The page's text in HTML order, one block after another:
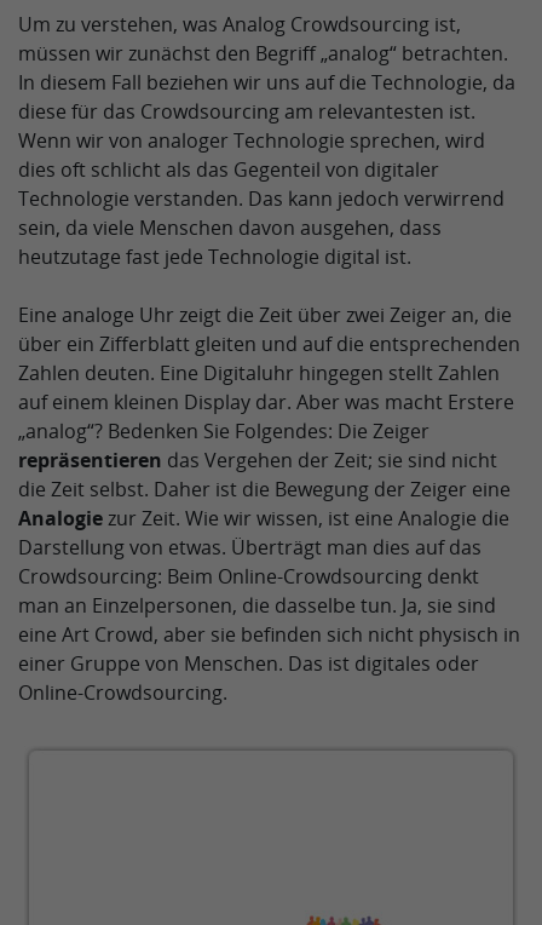
Um zu verstehen, was Analog Crowdsourcing ist,
müssen wir zunächst den Begriff „analog“ betrachten.
In diesem Fall beziehen wir uns auf die Technologie, da
diese für das Crowdsourcing am relevantesten ist.
Wenn wir von analoger Technologie sprechen, wird
dies oft schlicht als das Gegenteil von digitaler
Technologie verstanden. Das kann jedoch verwirrend
sein, da viele Menschen davon ausgehen, dass
heutzutage fast jede Technologie digital ist.
Eine analoge Uhr zeigt die Zeit über zwei Zeiger an, die
über ein Zifferblatt gleiten und auf die entsprechenden
Zahlen deuten. Eine Digitaluhr hingegen stellt Zahlen
auf einem kleinen Display dar. Aber was macht Erstere
„analog“? Bedenken Sie Folgendes: Die Zeiger
repräsentieren das Vergehen der Zeit; sie sind nicht
die Zeit selbst. Daher ist die Bewegung der Zeiger eine
Analogiezur Zeit. Wie wir wissen, ist eine Analogie die
Darstellung von etwas. Überträgt man dies auf das
Crowdsourcing: Beim Online-Crowdsourcing denkt
man an Einzelpersonen, die dasselbe tun. Ja, sie sind
eine Art Crowd, aber sie befinden sich nicht physisch in
einer Gruppe von Menschen. Das ist digitales oder
Online-Crowdsourcing.